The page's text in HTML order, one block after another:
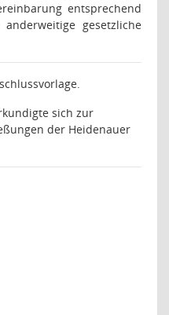
entsprechend
gesetzliche
sich zur
der Heidenauer